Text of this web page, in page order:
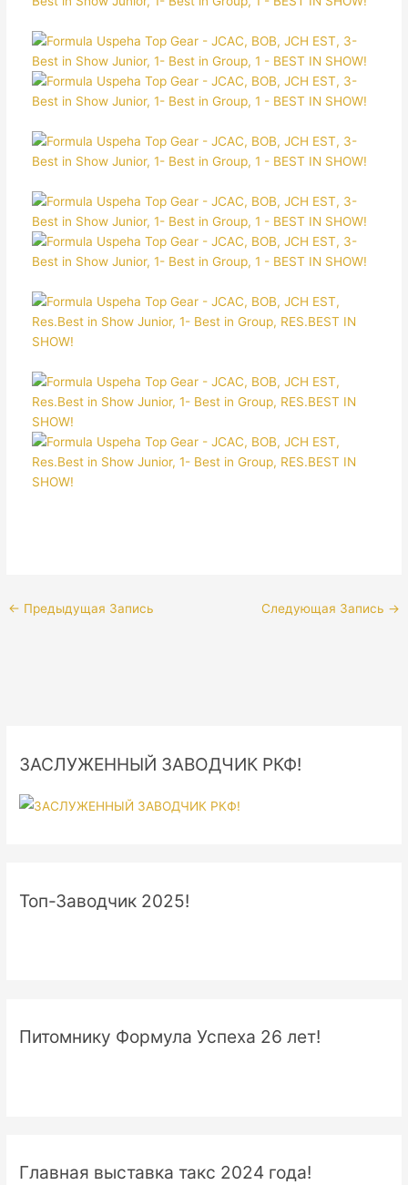
← Предыдущая Запись Следующая Запись →
ЗАСЛУЖЕННЫЙ ЗАВОДЧИК РКФ!
Топ-Заводчик 2025!
Питомнику Формула Успеха 26 лет!
Главная выставка такс 2024 года!